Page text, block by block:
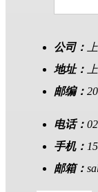
公司：
地址：
邮编：
电话：
手机：
邮箱：